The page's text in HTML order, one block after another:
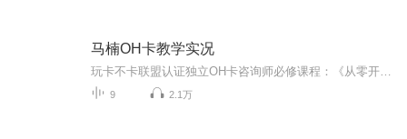
马楠OH卡教学实况
9 2.1万